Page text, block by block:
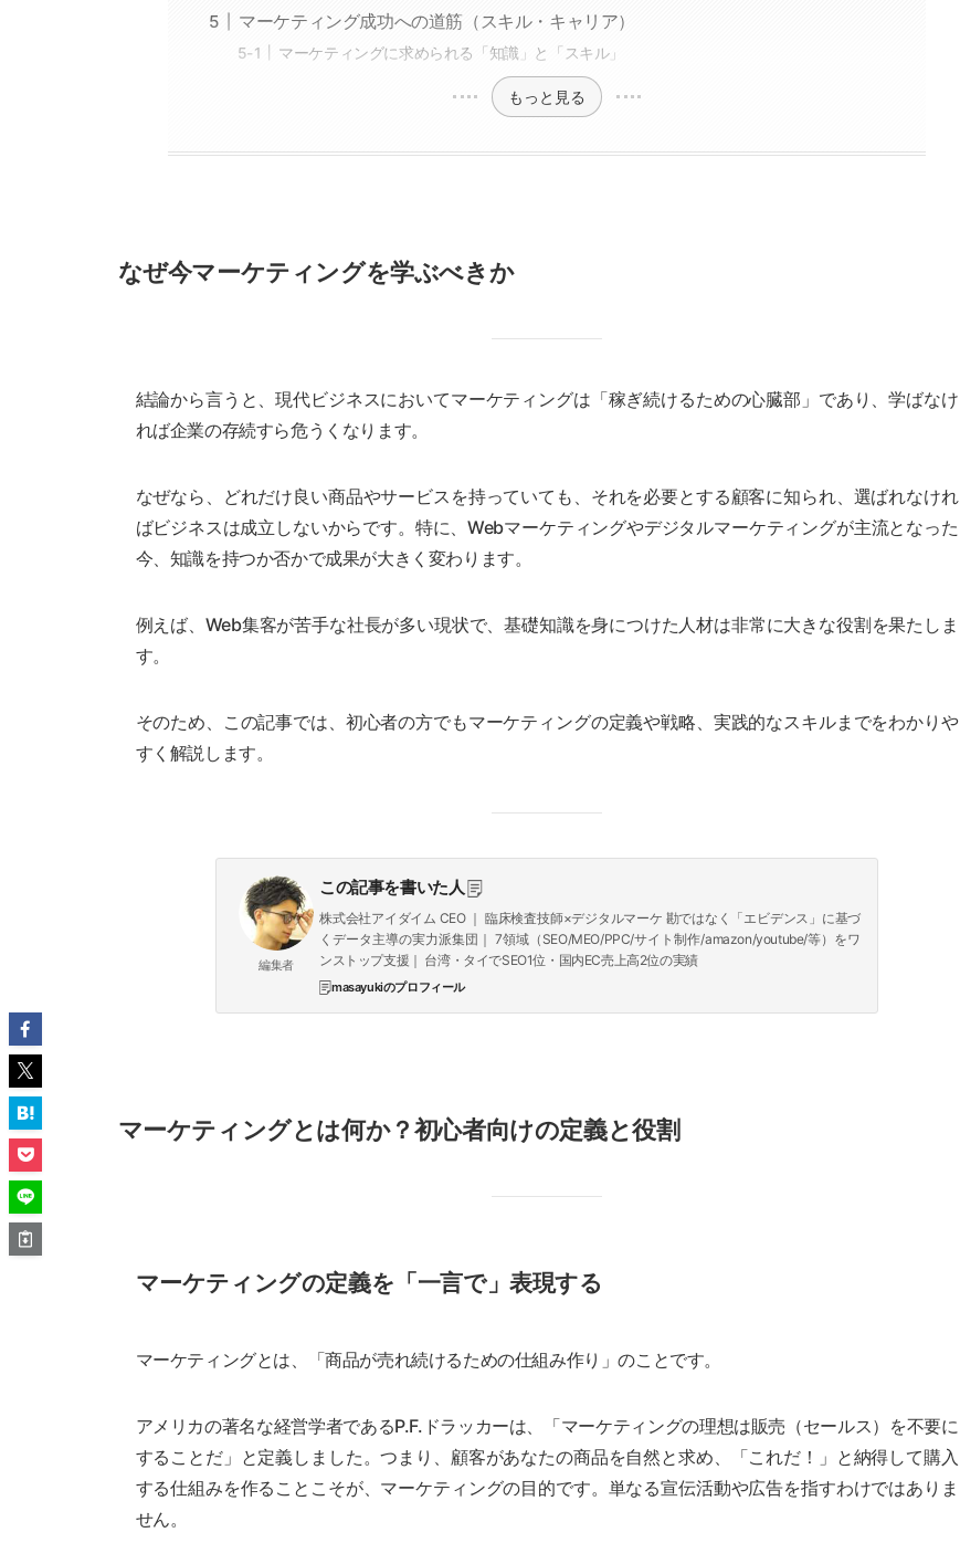
マーケティング成功への道筋（スキル・キャリア）
マーケティングに求められる「知識」と「スキル」
もっと見る
なぜ今マーケティングを学ぶべきか
結論から言うと、現代ビジネスにおいてマーケティングは「稼ぎ続けるための心臓部」であり、学ばなけ
れば企業の存続すら危うくなります。
なぜなら、どれだけ良い商品やサービスを持っていても、それを必要とする顧客に知られ、選ばれなけれ
ばビジネスは成立しないからです。特に、Webマーケティングやデジタルマーケティングが主流となった
今、知識を持つか否かで成果が大きく変わります。
例えば、Web集客が苦手な社長が多い現状で、基礎知識を身につけた人材は非常に大きな役割を果たしま
す。
そのため、この記事では、初心者の方でもマーケティングの定義や戦略、実践的なスキルまでをわかりや
すく解説します。
編集者
この記事を書いた人
株式会社アイダイム CEO ｜ 臨床検査技師×デジタルマーケ 勘ではなく「エビデンス」に基づ
くデータ主導の実力派集団｜ 7領域（SEO/MEO/PPC/サイト制作/amazon/youtube/等）をワ
ンストップ支援｜ 台湾・タイでSEO1位・国内EC売上高2位の実績
masayukiのプロフィール
マーケティングとは何か？初心者向けの定義と役割
マーケティングの定義を「一言で」表現する
マーケティングとは、「商品が売れ続けるための仕組み作り」のことです。
アメリカの著名な経営学者であるP.F.ドラッカーは、「マーケティングの理想は販売（セールス）を不要に
することだ」と定義しました。つまり、顧客があなたの商品を自然と求め、「これだ！」と納得して購入
する仕組みを作ることこそが、マーケティングの目的です。単なる宣伝活動や広告を指すわけではありま
せん。